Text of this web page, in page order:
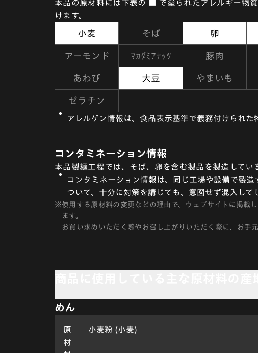
本品の原材料には下表の ■ で塗られたアレルギー物
けます。
小麦 そば 卵
アーモンド マカダミアナッツ 豚肉
あわび 大豆 やまいも
ゼラチン
アレルゲン情報は、食品表示基準で義務付けられ
コンタミネーション情報
本品製麺工程では、そば、卵を含む製品を製造してい
コンタミネーション情報は、同じ工場や設備で製
ついて、十分に対策を講じても、意図せず混入して
※使用する原材料の変更などの理由で、ウェブサイトに掲載
ます。
お買い求めいただく際やお召し上がりいただく際に、お手
めん
原
材
小麦粉 (小麦)